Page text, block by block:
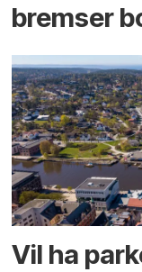
bremser
Vil ha